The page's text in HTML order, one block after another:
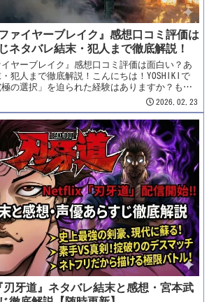
ァイヤーブレイク』感想口コミ評価は
ネタバレ結末・犯人まで徹底解説！
ヤーブレイク』感想口コミ評価は面白い？あ
犯人まで徹底解説！こんにちは！YOSHIKIで
の選択」を迫られた経験はありますか？も
が迫っている状況で、愛する人が行方不明にな
紹介するのは、そんな「不可能な道徳的ジレ
る、息もつかせぬスペイン発の最新スリラー
日、Netflixが全世界に放つ衝撃作……『ファイ
：Cortafuego）です！本作は、ただの「山火
ありません。制御不能な炎という圧倒的な自
陥った家族の「密室劇」が見事に融合した、
なんです！「『ペーパー・ハウス』のベレ
の母親を熱演！」「炎に囲まれた森という逃げ
い……」「極限状態で剥き出しになる人間の本
から「今月最も強烈な視聴体験になる」と海
価が爆上がり中の本作。なぜこれほどまでに
2026.02.23
牙道』ネタバレ結末と感想・宮本武